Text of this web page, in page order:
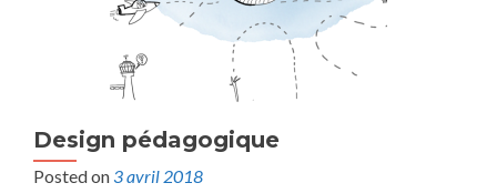
Design pédagogique
Posted on 3 avril 2018